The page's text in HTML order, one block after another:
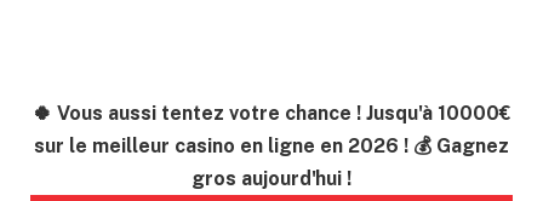
🍀 Vous aussi tentez votre chance ! Jusqu'à 10000€
sur le meilleur casino en ligne en 2026 ! 💰 Gagnez
gros aujourd'hui !